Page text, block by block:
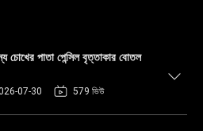
চোখের পাতা পেন্সিল বৃত্তাকার বোতল
07-30 579 ভিউ